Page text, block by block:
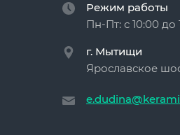
Режим работы
Пн-Пт: с 10:00 до
г. Мытищи
Ярославское